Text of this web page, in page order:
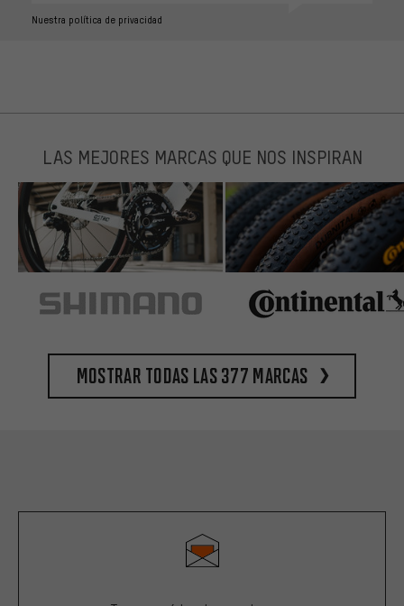
Nuestra política de privacidad
LAS MEJORES MARCAS QUE NOS INSPIRAN
Mostrar todas las 377 marcas